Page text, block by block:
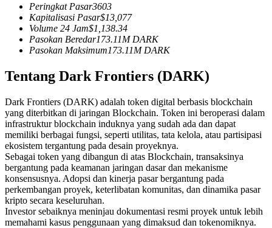
USDC Berjangka
Kontrak berjangka menggunakan USDC sebagai jaminannya
Peringkat Pasar3603
Kapitalisasi Pasar$13,077
Volume 24 Jam$1,138.34
Pasokan Beredar173.11M DARK
Pasokan Maksimum173.11M DARK
Tentang Dark Frontiers (DARK)
Dark Frontiers (DARK) adalah token digital berbasis blockchain
yang diterbitkan di jaringan Blockchain. Token ini beroperasi dalam
infrastruktur blockchain induknya yang sudah ada dan dapat
memiliki berbagai fungsi, seperti utilitas, tata kelola, atau partisipasi
ekosistem tergantung pada desain proyeknya.
Sebagai token yang dibangun di atas Blockchain, transaksinya
bergantung pada keamanan jaringan dasar dan mekanisme
konsensusnya. Adopsi dan kinerja pasar bergantung pada
perkembangan proyek, keterlibatan komunitas, dan dinamika pasar
kripto secara keseluruhan.
Investor sebaiknya meninjau dokumentasi resmi proyek untuk lebih
memahami kasus penggunaan yang dimaksud dan tokenomiknya.